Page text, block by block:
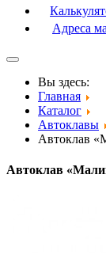
Адреса
Вы здесь:
Главная
Каталог
Автоклавы
Автоклав
Автоклав